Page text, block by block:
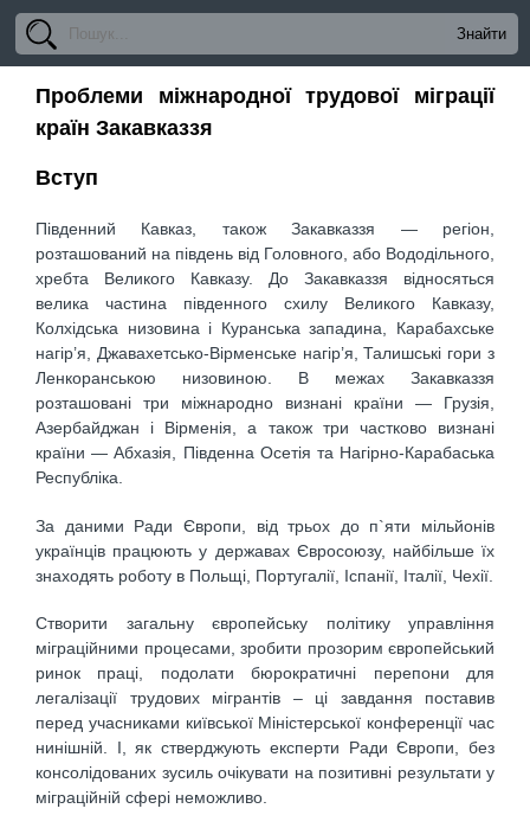
Проблеми міжнародної трудової міграції
країн Закавказзя
Вступ
Південний Кавказ, також Закавказзя — регіон,
розташований на південь від Головного, або Вододільного,
хребта Великого Кавказу. До Закавказзя відносяться
велика частина південного схилу Великого Кавказу,
Колхідська низовина і Куранська западина, Карабахське
нагір’я, Джавахетсько-Вірменське нагір’я, Талишські гори з
Ленкоранською низовиною. В межах Закавказзя
розташовані три міжнародно визнані країни — Грузія,
Азербайджан і Вірменія, а також три частково визнані
країни — Абхазія, Південна Осетія та Нагірно-Карабаська
Республіка.
За даними Ради Європи, від трьох до п`яти мільйонів
українців працюють у державах Євросоюзу, найбільше їх
знаходять роботу в Польщі, Португалії, Іспанії, Італії, Чехії.
Створити загальну європейську політику управління
міграційними процесами, зробити прозорим європейський
ринок праці, подолати бюрократичні перепони для
легалізації трудових мігрантів – ці завдання поставив
перед учасниками київської Міністерської конференції час
нинішній. І, як стверджують експерти Ради Європи, без
консолідованих зусиль очікувати на позитивні результати у
міграційній сфері неможливо.